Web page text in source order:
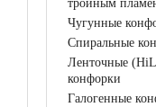
тройным
Чугунные
Спиральные
Ленточные
конфорки
Галогенные